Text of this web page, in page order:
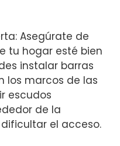
Asegúrate de
tu hogar ​esté bien
instalar barras⁣
los ⁣marcos de las
escudos
de la⁤
​el acceso.